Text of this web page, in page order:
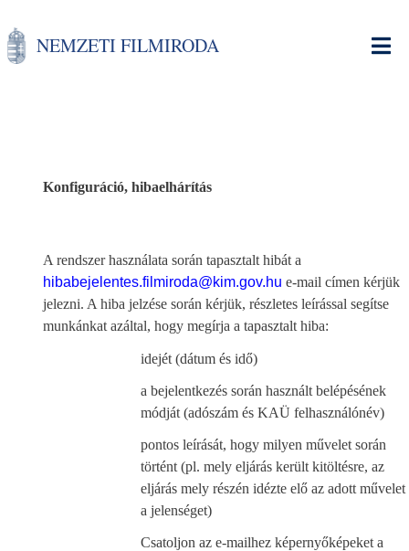
NEMZETI FILMIRODA
Konfiguráció, hibaelhárítás
A rendszer használata során tapasztalt hibát a
hibabejelentes.filmiroda@kim.gov.hu e-mail címen kérjük
jelezni. A hiba jelzése során kérjük, részletes leírással segítse
munkánkat azáltal, hogy megírja a tapasztalt hiba:
idejét (dátum és idő)
a bejelentkezés során használt belépésének
módját (adószám és KAÜ felhasználónév)
pontos leírását, hogy milyen művelet során
történt (pl. mely eljárás került kitöltésre, az
eljárás mely részén idézte elő az adott művelet
a jelenséget)
Csatoljon az e-mailhez képernyőképeket a